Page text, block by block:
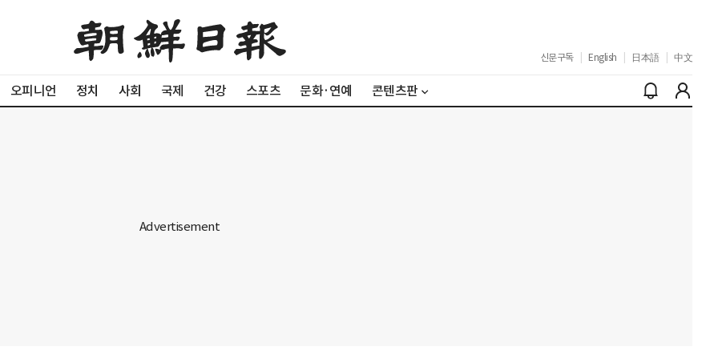
신문구독 English 日本語 中文
오피니언 정치 사회 국제 건강 스포츠 문화·연예 콘텐츠판